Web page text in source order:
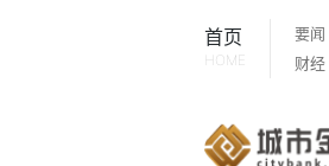
首页
HOME
要闻
财经